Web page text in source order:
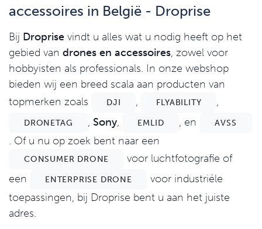
accessoires in België - Droprise
Bij Droprise vindt u alles wat u nodig heeft op het
gebied van drones en accessoires, zowel voor
hobbyisten als professionals. In onze webshop
bieden wij een breed scala aan producten van
topmerken zoals
DJI , FLYABILITY ,
DRONETAG , Sony, EMLID , en AVSS
. Of u nu op zoek bent naar een
CONSUMER DRONE
voor luchtfotografie of
een
ENTERPRISE DRONE
voor industriële
toepassingen, bij Droprise bent u aan het juiste
adres.